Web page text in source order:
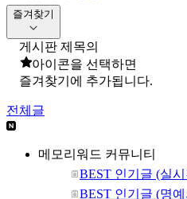
즐겨찾기
게시판 제목의
아이콘을 선택하면
즐겨찾기에 추가됩니다.
전체글
메모리워드 커뮤니티
BEST 인기글 (실
BEST 인기글 (명